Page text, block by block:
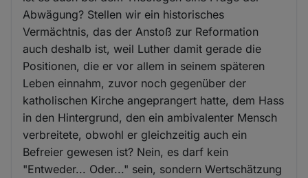
Abwägung? Stellen wir ein historisches
Vermächtnis, das der Anstoß zur Reformation
auch deshalb ist, weil Luther damit gerade die
Positionen, die er vor allem in seinem späteren
Leben einnahm, zuvor noch gegenüber der
katholischen Kirche angeprangert hatte, dem Hass
in den Hintergrund, den ein ambivalenter Mensch
verbreitete, obwohl er gleichzeitig auch ein
Befreier gewesen ist? Nein, es darf kein
"Entweder... Oder..." sein, sondern Wertschätzung